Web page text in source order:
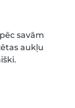
savām
aukļu